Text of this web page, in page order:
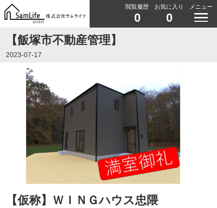
閲覧履歴
0
お気に入り
0
メニュー
【飯塚市不動産管理】
2023-07-17
【仮称】ＷＩＮＧハウス忠隈